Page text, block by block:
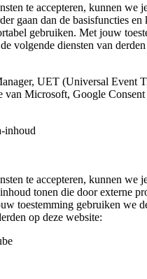
te accepteren, kunnen we
gaan dan de basisfuncties en
gebruiken. Met jouw
volgende diensten van
UET (Universal Event
van Microsoft, Google
inhoud
te accepteren, kunnen we
tonen die door externe
toestemming gebruiken we
op deze website: